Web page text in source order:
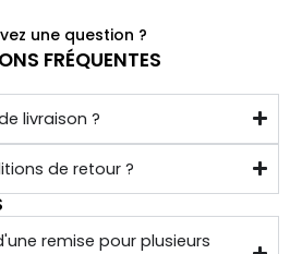
ues
kilom
de
chez
soi.
une question ?
FRÉQUENTES
livraison ?
de retour ?
remise pour plusieurs